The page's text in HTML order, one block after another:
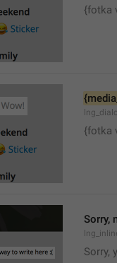
{fotka
{fotka
Sorry,
Sorry,